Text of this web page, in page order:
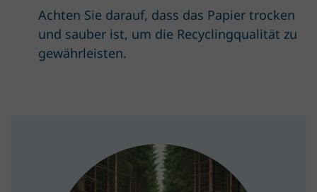
Achten Sie darauf, dass das Papier trocken
und sauber ist, um die Recyclingqualität zu
gewährleisten.